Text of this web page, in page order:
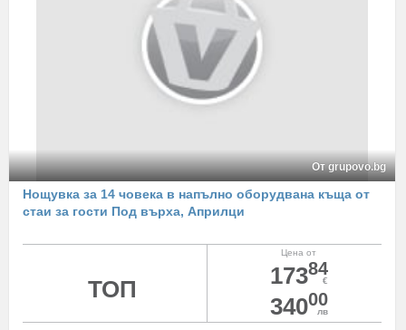
От grupovo.bg
Нощувка за 14 човека в напълно оборудвана къща от
стаи за гости Под върха, Априлци
Цена от
17384
€
34000
лв
ТОП